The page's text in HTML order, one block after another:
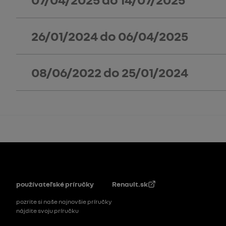
26/01/2024do06/04/2025
08/06/2022do25/01/2024
Pätička
používateľské príručky
pozrite si naše najnovšie príručky
nájdite svoju príručku
Renault.sk